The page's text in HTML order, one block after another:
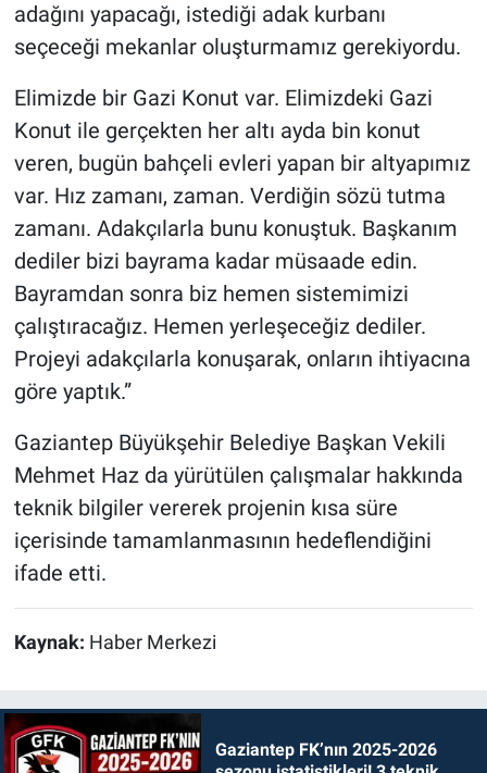
adağını yapacağı, istediği adak kurbanı
seçeceği mekanlar oluşturmamız gerekiyordu.
Elimizde bir Gazi Konut var. Elimizdeki Gazi
Konut ile gerçekten her altı ayda bin konut
veren, bugün bahçeli evleri yapan bir altyapımız
var. Hız zamanı, zaman. Verdiğin sözü tutma
zamanı. Adakçılarla bunu konuştuk. Başkanım
dediler bizi bayrama kadar müsaade edin.
Bayramdan sonra biz hemen sistemimizi
çalıştıracağız. Hemen yerleşeceğiz dediler.
Projeyi adakçılarla konuşarak, onların ihtiyacına
göre yaptık.”
Gaziantep Büyükşehir Belediye Başkan Vekili
Mehmet Haz da yürütülen çalışmalar hakkında
teknik bilgiler vererek projenin kısa süre
içerisinde tamamlanmasının hedeflendiğini
ifade etti.
Kaynak: Haber Merkezi
Gaziantep FK’nın 2025-2026